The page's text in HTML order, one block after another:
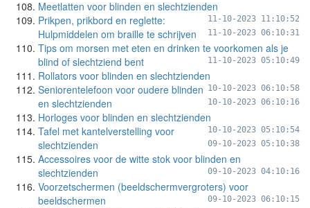
Meetlatten voor blinden en slechtzienden
11-10-2023 11:10:52
Prikpen, prikbord en reglette:
Hulpmiddelen om braille te schrijven
11-10-2023 06:10:31
Tips om morsen met eten en drinken te voorkomen als je
blind of slechtziend bent
11-10-2023 05:10:49
Rollators voor blinden en slechtzienden
10-10-2023 06:10:58
Seniorentelefoon voor oudere blinden
en slechtzienden
10-10-2023 06:10:16
Horloges voor blinden en slechtzienden
10-10-2023 05:10:54
Tafel met kantelverstelling voor
slechtzienden
09-10-2023 05:10:38
Accessoires voor de witte stok voor blinden en
slechtzienden
09-10-2023 04:10:16
Voorzetschermen (beeldschermvergroters) voor
beeldschermen
09-10-2023 06:10:15